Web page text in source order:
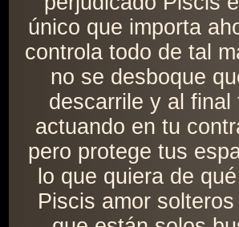
único que importa
controla todo de tal
no se desboque
descarrile y al final
actuando en tu
pero protege tus
lo que quiera de
Piscis amor